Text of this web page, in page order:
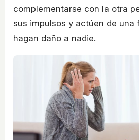
complementarse con la otra
sus impulsos y actúen de una
hagan daño a nadie.